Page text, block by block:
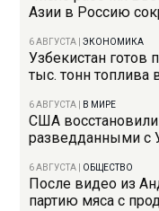
Азии в Россию
6 АВГУСТА |ЭКОНОМИКА
Узбекистан готов
тыс. тонн топлива
6 АВГУСТА В МИРЕ
США
разведданными с
6 АВГУСТА ОБЩЕСТВО
После видео из
партию мяса с